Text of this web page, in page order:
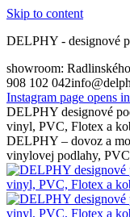
Skip to content
DELPHY - designové
showroom:
908 102 042
Instagram page opens
DELPHY designové
vinyl, PVC, Flotex a
DELPHY – dovoz a
vinylovej podlahy,